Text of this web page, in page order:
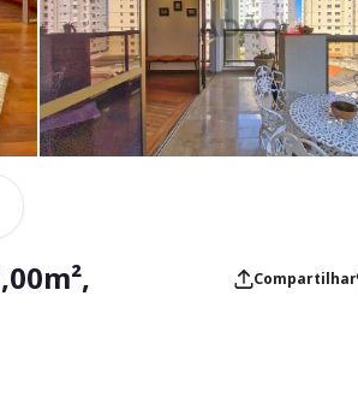
Compartilhar